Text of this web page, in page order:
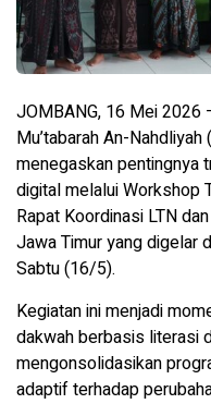
JOMBANG, 16 Mei 2026
Mu’tabarah An-
menegaskan pentingnya
digital melalui Workshop
Rapat Koordinasi LTN
Jawa Timur yang digelar
Sabtu (16/5).
Kegiatan ini menjadi
dakwah berbasis literasi
mengonsolidasikan
adaptif terhadap